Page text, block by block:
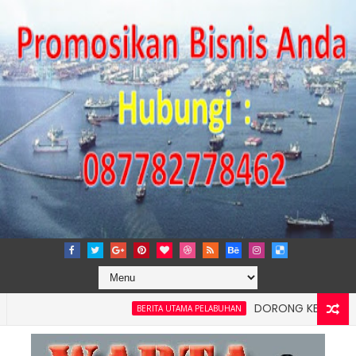
BERITA UTAMA PELABUHAN
DORONG KEMANDIRIAN
Kelancaran Logistik, IPC TPK Siap Operasikan Alat Pemindai